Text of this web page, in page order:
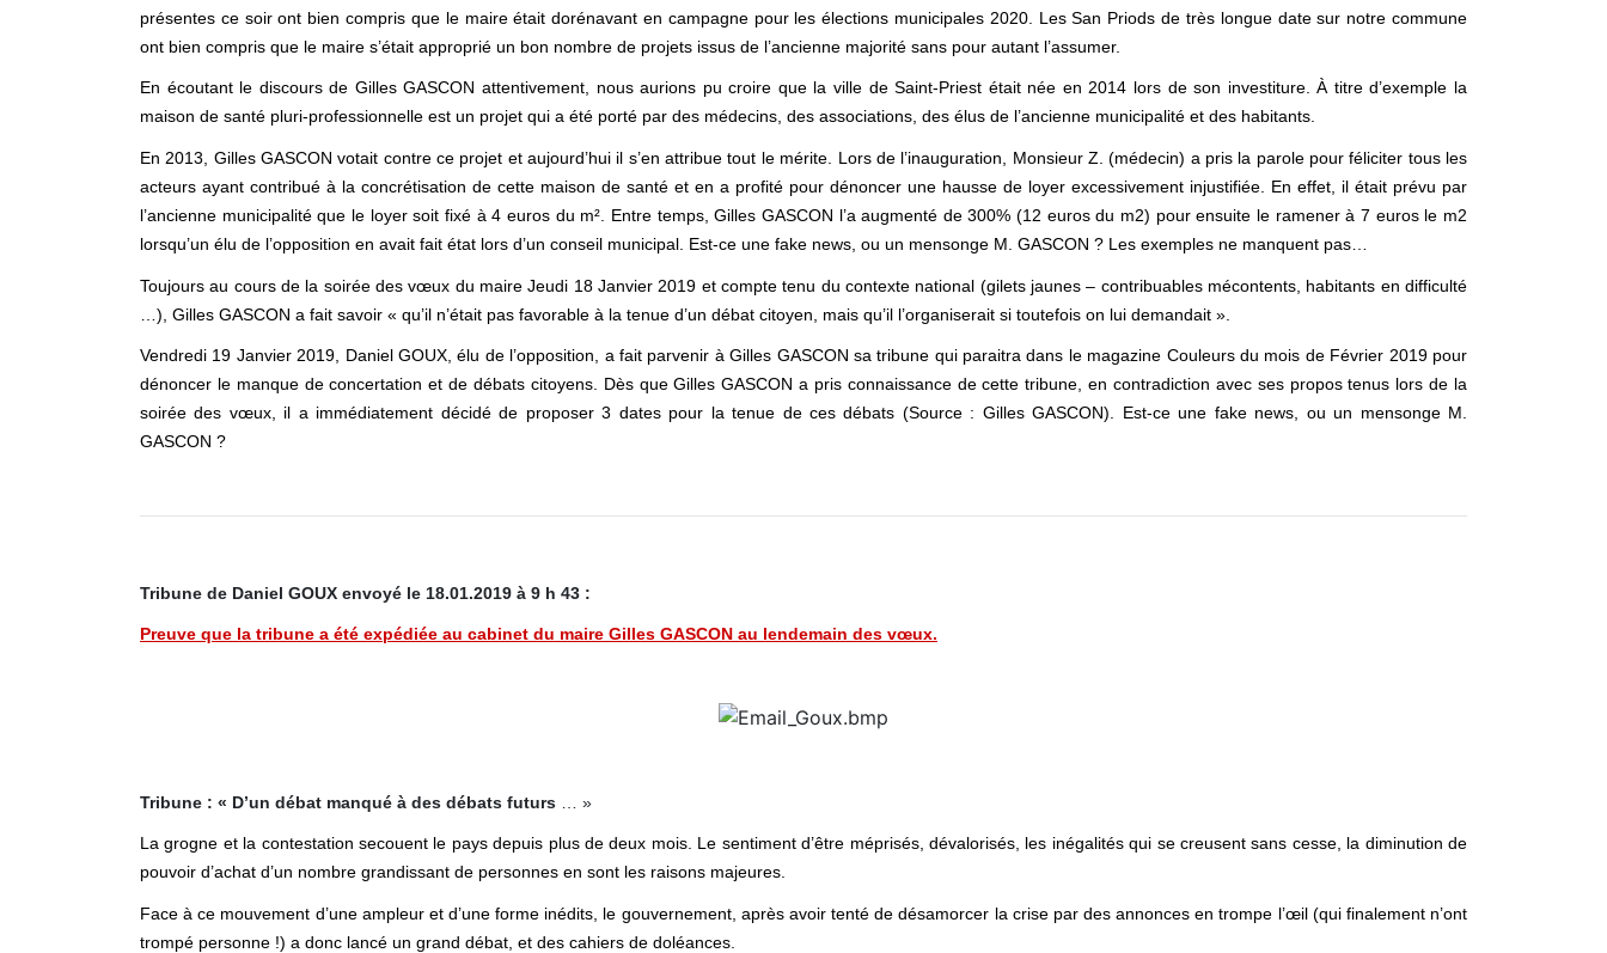
présentes ce soir ont bien compris que le maire était dorénavant en campagne pour les élections municipales 2020. Les San Priods de très longue date sur notre commune
ont bien compris que le maire s’était approprié un bon nombre de projets issus de l’ancienne majorité sans pour autant l’assumer.
En écoutant le discours de Gilles GASCON attentivement, nous aurions pu croire que la ville de Saint-Priest était née en 2014 lors de son investiture. À titre d’exemple la
maison de santé pluri-professionnelle est un projet qui a été porté par des médecins, des associations, des élus de l’ancienne municipalité et des habitants.
En 2013, Gilles GASCON votait contre ce projet et aujourd’hui il s’en attribue tout le mérite. Lors de l’inauguration, Monsieur Z. (médecin) a pris la parole pour féliciter tous les
acteurs ayant contribué à la concrétisation de cette maison de santé et en a profité pour dénoncer une hausse de loyer excessivement injustifiée. En effet, il était prévu par
l’ancienne municipalité que le loyer soit fixé à 4 euros du m². Entre temps, Gilles GASCON l’a augmenté de 300% (12 euros du m2) pour ensuite le ramener à 7 euros le m2
lorsqu’un élu de l’opposition en avait fait état lors d’un conseil municipal. Est-ce une fake news, ou un mensonge M. GASCON ? Les exemples ne manquent pas…
Toujours au cours de la soirée des vœux du maire Jeudi 18 Janvier 2019 et compte tenu du contexte national (gilets jaunes – contribuables mécontents, habitants en difficulté
…), Gilles GASCON a fait savoir « qu’il n’était pas favorable à la tenue d’un débat citoyen, mais qu’il l’organiserait si toutefois on lui demandait ».
Vendredi 19 Janvier 2019, Daniel GOUX, élu de l’opposition, a fait parvenir à Gilles GASCON sa tribune qui paraitra dans le magazine Couleurs du mois de Février 2019 pour
dénoncer le manque de concertation et de débats citoyens. Dès que Gilles GASCON a pris connaissance de cette tribune, en contradiction avec ses propos tenus lors de la
soirée des vœux, il a immédiatement décidé de proposer 3 dates pour la tenue de ces débats (Source : Gilles GASCON). Est-ce une fake news, ou un mensonge M.
GASCON ?
Tribune de Daniel GOUX envoyé le 18.01.2019 à 9 h 43 :
Preuve que la tribune a été expédiée au cabinet du maire Gilles GASCON au lendemain des vœux.
Tribune : « D’un débat manqué à des débats futurs … »
La grogne et la contestation secouent le pays depuis plus de deux mois. Le sentiment d’être méprisés, dévalorisés, les inégalités qui se creusent sans cesse, la diminution de
pouvoir d’achat d’un nombre grandissant de personnes en sont les raisons majeures.
Face à ce mouvement d’une ampleur et d’une forme inédits, le gouvernement, après avoir tenté de désamorcer la crise par des annonces en trompe l’œil (qui finalement n’ont
trompé personne !) a donc lancé un grand débat, et des cahiers de doléances.